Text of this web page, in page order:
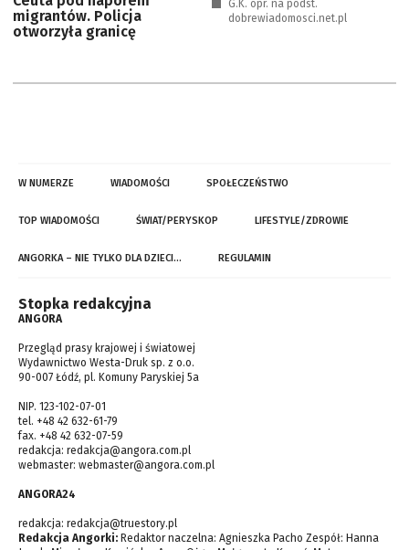
migrantów. Policja
otworzyła granicę
G.K. opr. na podst.
dobrewiadomosci.net.pl
W NUMERZE WIADOMOŚCI SPOŁECZEŃSTWO
TOP WIADOMOŚCI ŚWIAT/PERYSKOP LIFESTYLE/ZDROWIE
ANGORKA – NIE TYLKO DLA DZIECI… REGULAMIN
Stopka redakcyjna
ANGORA
Przegląd prasy krajowej i światowej
Wydawnictwo Westa-Druk sp. z o.o.
90-007 Łódź, pl. Komuny Paryskiej 5a
NIP. 123-102-07-01
tel. +48 42 632-61-79
fax. +48 42 632-07-59
redakcja: redakcja@angora.com.pl
webmaster: webmaster@angora.com.pl
ANGORA24
redakcja: redakcja@truestory.pl
Redakcja Angorki: Redaktor naczelna: Agnieszka Pacho Zespół: Hanna